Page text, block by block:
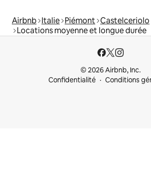
Airbnb Italie Piémont Castelceriolo
Locations moyenne et longue durée
© 2026 Airbnb, Inc.
Confidentialité
Conditions